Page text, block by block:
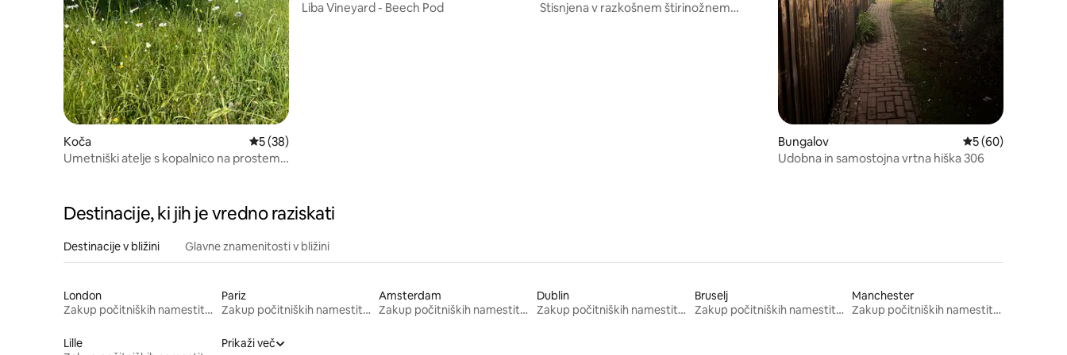
Koča Povprečna ocena: 5 od 5, št. mnenj: 38
5 (38)
Umetniški atelje s kopalnico na prostem
Liba Vineyard - Beech Pod
Stisnjena v razkošnem štirinožnem
Bungalov Povprečna ocena:
5 (60)
Udobna in samostojna vrtna hiška 306
Destinacije, ki jih je vredno raziskati
Destinacije v bližini Glavne znamenitosti v bližini
London
Zakup počitniških namestitev
Pariz
Zakup počitniških namestitev
Amsterdam
Zakup počitniških namestitev
Dublin
Zakup počitniških namestitev
Bruselj
Zakup počitniških namestitev
Manchester
Zakup počitniških namestitev
Lille
Prikaži več